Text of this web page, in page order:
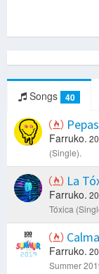
Songs 40
Pepas
Farruko.
(Single).
La
Farruko.
Tóxica
Farruko.
Summer